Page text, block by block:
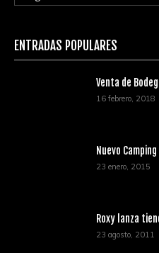
ENTRADAS POPULARES
Venta de
16 febrero, 2018
Nuevo
23 enero, 2015
Roxy lanza
23 agosto, 2011